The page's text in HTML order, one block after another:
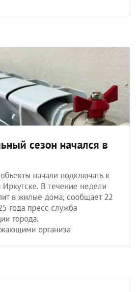
сезон начался в
начали подключать к
В течение недели
в жилые дома, сообщает 22
года пресс-служба
города.
организа